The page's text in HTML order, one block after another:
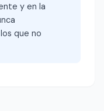
y en la
que no